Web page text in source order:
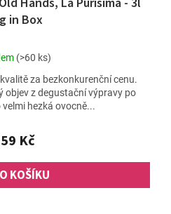
in Box
Průměrné
produktu
je
4,4
5
hvězdiček.
(>60 ks)
Kč
KOŠÍKU
za bezkonkurenční cenu.
objev z degustační výpravy po
velmi hezká ovocně...